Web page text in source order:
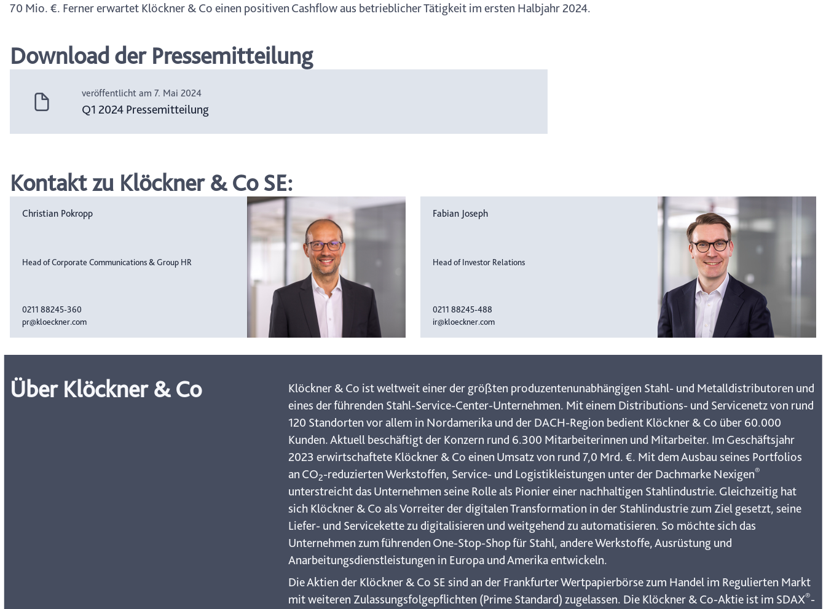
70 Mio. €. Ferner erwartet Klöckner & Co einen positiven Cashflow aus betrieblicher Tätigkeit im ersten Halbjahr 2024.
Download der Pressemitteilung
veröffentlicht am 7. Mai 2024
Q1 2024 Pressemitteilung
Kontakt zu Klöckner & Co SE:
Christian Pokropp
Head of Corporate Communications & Group HR
0211 88245-360
pr@kloeckner.com
Fabian Joseph
Head of Investor Relations
0211 88245-488
ir@kloeckner.com
Über Klöckner & Co
Klöckner & Co ist weltweit einer der größten produzentenunabhängigen Stahl- und Metalldistributoren und
eines der führenden Stahl-Service-Center-Unternehmen. Mit einem Distributions- und Servicenetz von rund
120 Standorten vor allem in Nordamerika und der DACH-Region bedient Klöckner & Co über 60.000
Kunden. Aktuell beschäftigt der Konzern rund 6.300 Mitarbeiterinnen und Mitarbeiter. Im Geschäftsjahr
2023 erwirtschaftete Klöckner & Co einen Umsatz von rund 7,0 Mrd. €. Mit dem Ausbau seines Portfolios
an CO2-reduzierten Werkstoffen, Service- und Logistikleistungen unter der Dachmarke Nexigen®
unterstreicht das Unternehmen seine Rolle als Pionier einer nachhaltigen Stahlindustrie. Gleichzeitig hat
sich Klöckner & Co als Vorreiter der digitalen Transformation in der Stahlindustrie zum Ziel gesetzt, seine
Liefer- und Servicekette zu digitalisieren und weitgehend zu automatisieren. So möchte sich das
Unternehmen zum führenden One-Stop-Shop für Stahl, andere Werkstoffe, Ausrüstung und
Anarbeitungsdienstleistungen in Europa und Amerika entwickeln.
Die Aktien der Klöckner & Co SE sind an der Frankfurter Wertpapierbörse zum Handel im Regulierten Markt
mit weiteren Zulassungsfolgepflichten (Prime Standard) zugelassen. Die Klöckner & Co-Aktie ist im SDAX®-